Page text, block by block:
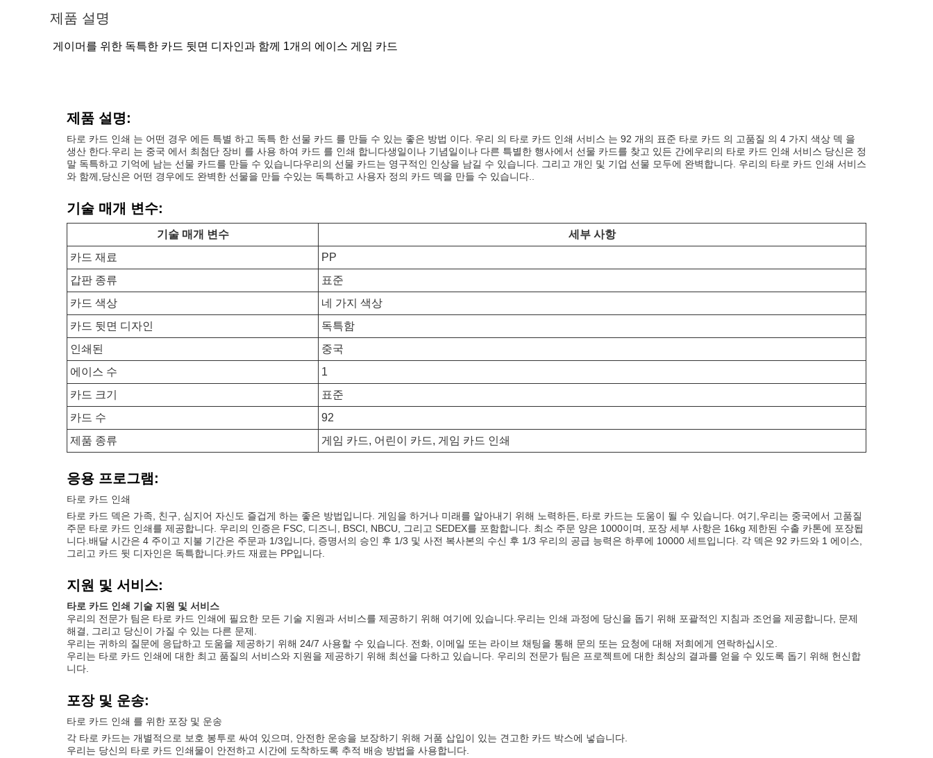
제품 설명
게이머를 위한 독특한 카드 뒷면 디자인과 함께 1개의 에이스 게임 카드
제품 설명:
타로 카드 인쇄 는 어떤 경우 에든 특별 하고 독특 한 선물 카드 를 만들 수 있는 좋은 방법 이다. 우리 의 타로 카드 인쇄 서비스 는 92 개의 표준 타로 카드 의 고품질 의 4 가지 색상 덱 을
생산 한다.우리 는 중국 에서 최첨단 장비 를 사용 하여 카드 를 인쇄 합니다생일이나 기념일이나 다른 특별한 행사에서 선물 카드를 찾고 있든 간에우리의 타로 카드 인쇄 서비스 당신은 정
말 독특하고 기억에 남는 선물 카드를 만들 수 있습니다우리의 선물 카드는 영구적인 인상을 남길 수 있습니다. 그리고 개인 및 기업 선물 모두에 완벽합니다. 우리의 타로 카드 인쇄 서비스
와 함께,당신은 어떤 경우에도 완벽한 선물을 만들 수있는 독특하고 사용자 정의 카드 덱을 만들 수 있습니다..
기술 매개 변수:
기술 매개 변수
세부 사항
카드 재료
PP
갑판 종류
표준
카드 색상
네 가지 색상
카드 뒷면 디자인
독특함
인쇄된
중국
에이스 수
1
카드 크기
표준
카드 수
92
제품 종류
게임 카드, 어린이 카드, 게임 카드 인쇄
응용 프로그램:
타로 카드 인쇄
타로 카드 덱은 가족, 친구, 심지어 자신도 즐겁게 하는 좋은 방법입니다. 게임을 하거나 미래를 알아내기 위해 노력하든, 타로 카드는 도움이 될 수 있습니다. 여기,우리는 중국에서 고품질
주문 타로 카드 인쇄를 제공합니다. 우리의 인증은 FSC, 디즈니, BSCI, NBCU, 그리고 SEDEX를 포함합니다. 최소 주문 양은 1000이며, 포장 세부 사항은 16kg 제한된 수출 카톤에 포장됩
니다.배달 시간은 4 주이고 지불 기간은 주문과 1/3입니다, 증명서의 승인 후 1/3 및 사전 복사본의 수신 후 1/3 우리의 공급 능력은 하루에 10000 세트입니다. 각 덱은 92 카드와 1 에이스,
그리고 카드 뒷 디자인은 독특합니다.카드 재료는 PP입니다.
지원 및 서비스:
타로 카드 인쇄 기술 지원 및 서비스
우리의 전문가 팀은 타로 카드 인쇄에 필요한 모든 기술 지원과 서비스를 제공하기 위해 여기에 있습니다.우리는 인쇄 과정에 당신을 돕기 위해 포괄적인 지침과 조언을 제공합니다, 문제
해결, 그리고 당신이 가질 수 있는 다른 문제.
우리는 귀하의 질문에 응답하고 도움을 제공하기 위해 24/7 사용할 수 있습니다. 전화, 이메일 또는 라이브 채팅을 통해 문의 또는 요청에 대해 저희에게 연락하십시오.
우리는 타로 카드 인쇄에 대한 최고 품질의 서비스와 지원을 제공하기 위해 최선을 다하고 있습니다. 우리의 전문가 팀은 프로젝트에 대한 최상의 결과를 얻을 수 있도록 돕기 위해 헌신합
니다.
포장 및 운송:
타로 카드 인쇄 를 위한 포장 및 운송
각 타로 카드는 개별적으로 보호 봉투로 싸여 있으며, 안전한 운송을 보장하기 위해 거품 삽입이 있는 견고한 카드 박스에 넣습니다.
우리는 당신의 타로 카드 인쇄물이 안전하고 시간에 도착하도록 추적 배송 방법을 사용합니다.